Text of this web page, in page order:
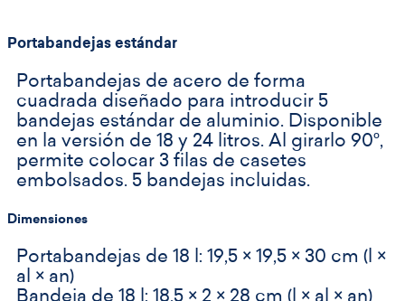
Portabandejas estándar
Portabandejas de acero de forma
cuadrada diseñado para introducir 5
bandejas estándar de aluminio. Disponible
en la versión de 18 y 24 litros. Al girarlo 90°,
permite colocar 3 filas de casetes
embolsados. 5 bandejas incluidas.
Dimensiones
Portabandejas de 18 l: 19,5 × 19,5 × 30 cm (l ×
al × an)
Bandeja de 18 l: 18,5 × 2 × 28 cm (l × al × an)